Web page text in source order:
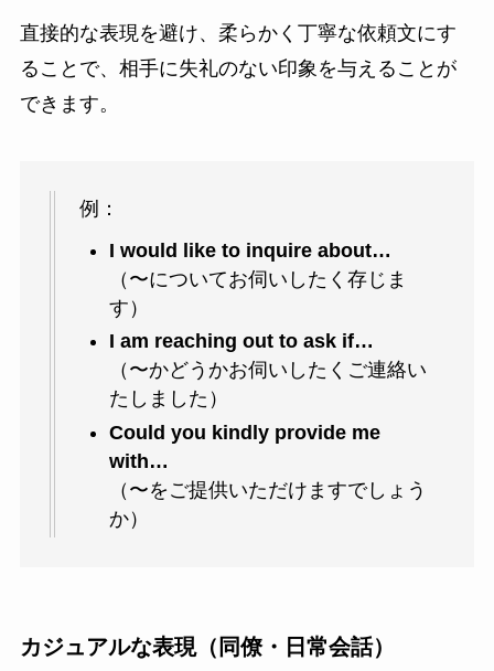
直接的な表現を避け、柔らかく丁寧な依頼文にす
ることで、相手に失礼のない印象を与えることが
できます。
例：
I would like to inquire about…
（〜についてお伺いしたく存じま
す）
I am reaching out to ask if…
（〜かどうかお伺いしたくご連絡い
たしました）
Could you kindly provide me
with…
（〜をご提供いただけますでしょう
か）
カジュアルな表現（同僚・日常会話）